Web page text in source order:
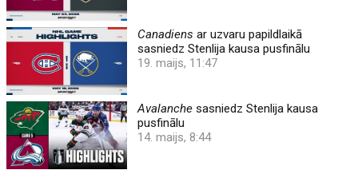
Canadiens ar uzvaru papildlaikā
sasniedz Stenlija kausa pusfinālu
19. maijs, 11:47
Avalanche sasniedz Stenlija kausa
pusfinālu
14. maijs, 8:44